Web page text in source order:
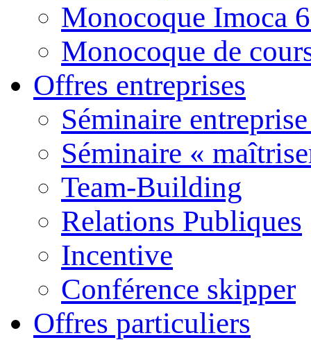
Monocoque Imoca
Monocoque de
Offres entreprises
Séminaire
Séminaire «
Team-Building
Relations Publiques
Incentive
Conférence skipper
Offres particuliers